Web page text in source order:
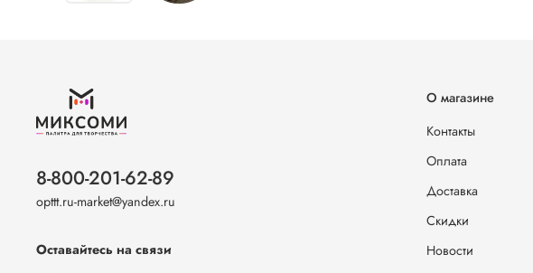
О магазине
Контакты
Оплата
Доставка
Скидки
Новости
8-800-201-62-89
opttt.ru-market@yandex.ru
Оставайтесь на связи